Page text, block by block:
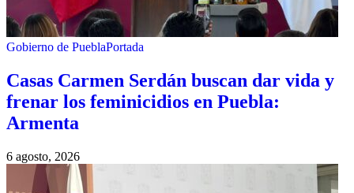
Gobierno de PueblaPortada
Casas Carmen Serdán buscan dar vida y
frenar los feminicidios en Puebla:
Armenta
6 agosto, 2026